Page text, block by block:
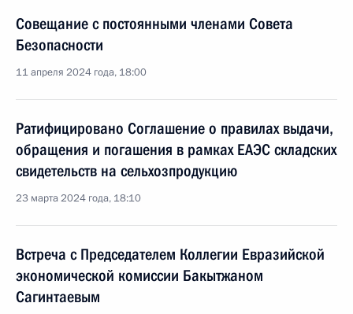
Совещание с постоянными членами Совета
Безопасности
11 апреля 2024 года, 18:00
Ратифицировано Соглашение о правилах выдачи,
обращения и погашения в рамках ЕАЭС складских
свидетельств на сельхозпродукцию
23 марта 2024 года, 18:10
Встреча с Председателем Коллегии Евразийской
экономической комиссии Бакытжаном
Сагинтаевым